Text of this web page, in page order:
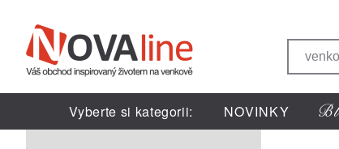
Vyberte si kategorii: NOVINKY